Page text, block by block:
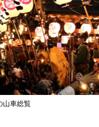
山車総覧